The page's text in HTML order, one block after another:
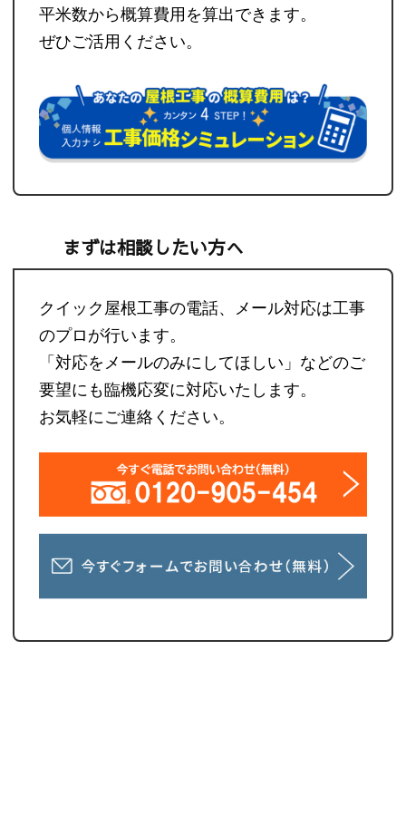
平米数から概算費用を算出できます。
ぜひご活用ください。
まずは相談したい方へ
クイック屋根工事の電話、メール対応は工事
のプロが行います。
「対応をメールのみにしてほしい」などのご
要望にも臨機応変に対応いたします。
お気軽にご連絡ください。